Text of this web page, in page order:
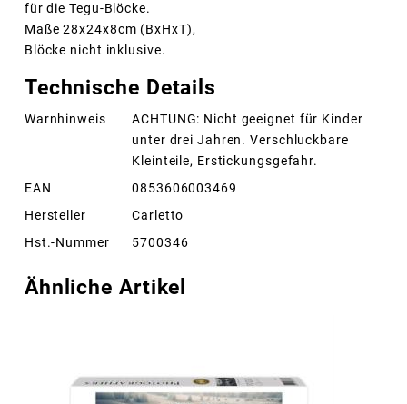
für die Tegu-Blöcke.
Maße 28x24x8cm (BxHxT),
Blöcke nicht inklusive.
Technische Details
Warnhinweis
ACHTUNG: Nicht geeignet für Kinder
unter drei Jahren. Verschluckbare
Kleinteile, Erstickungsgefahr.
EAN
0853606003469
Hersteller
Carletto
Hst.-Nummer
5700346
Ähnliche Artikel